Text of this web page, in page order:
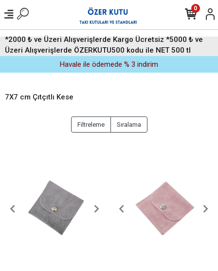
*2000 ₺ ve Üzeri Alışverişlerde Kargo Ücretsiz *5000 ₺ ve
Üzeri Alışverişlerde ÖZERKUTU500 kodu ile NET 500 tl
indirim (Üyelere Özel)Havale ile ödemede % 3 indirim
0
7X7 cm Çıtçıtlı Kese
Filtreleme Sıralama